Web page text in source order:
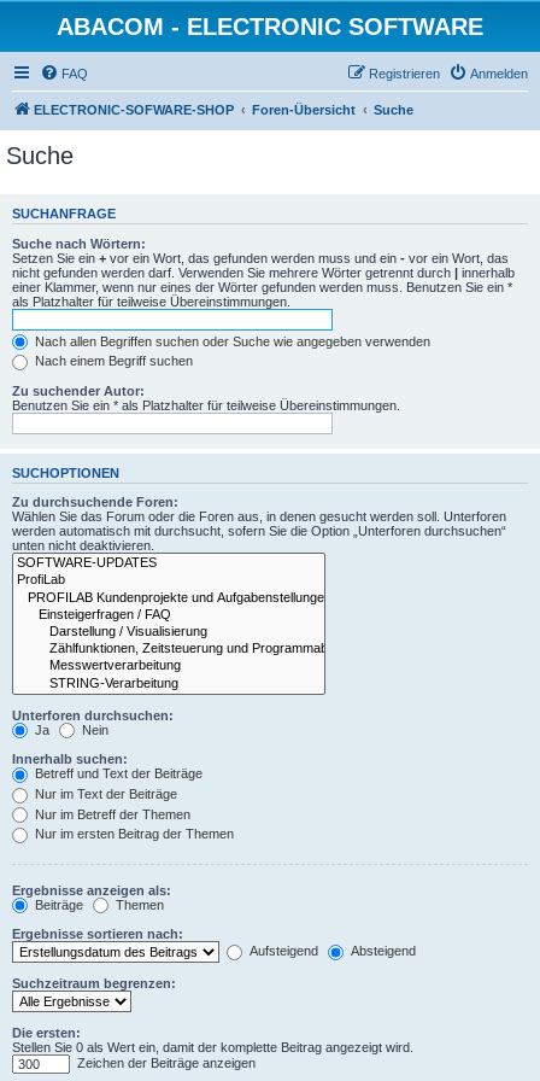
ABACOM - ELECTRONIC SOFTWARE
FAQ Anmelden
Registrieren
ELECTRONIC-SOFWARE-SHOP Foren-Übersicht Suche
Suche
SUCHANFRAGE
Suche nach Wörtern:
Setzen Sie ein + vor ein Wort, das gefunden werden muss und ein - vor ein Wort, das
nicht gefunden werden darf. Verwenden Sie mehrere Wörter getrennt durch | innerhalb
einer Klammer, wenn nur eines der Wörter gefunden werden muss. Benutzen Sie ein *
als Platzhalter für teilweise Übereinstimmungen.
Nach allen Begriffen suchen oder Suche wie angegeben verwenden
Nach einem Begriff suchen
Zu suchender Autor:
Benutzen Sie ein * als Platzhalter für teilweise Übereinstimmungen.
SUCHOPTIONEN
Zu durchsuchende Foren:
Wählen Sie das Forum oder die Foren aus, in denen gesucht werden soll. Unterforen
werden automatisch mit durchsucht, sofern Sie die Option „Unterforen durchsuchen“
unten nicht deaktivieren.
Unterforen durchsuchen:
Ja
Nein
Innerhalb suchen:
Betreff und Text der Beiträge
Nur im Text der Beiträge
Nur im Betreff der Themen
Nur im ersten Beitrag der Themen
Ergebnisse anzeigen als:
Beiträge
Themen
Ergebnisse sortieren nach:
Aufsteigend
Absteigend
Suchzeitraum begrenzen:
Die ersten:
Stellen Sie 0 als Wert ein, damit der komplette Beitrag angezeigt wird.
Zeichen der Beiträge anzeigen